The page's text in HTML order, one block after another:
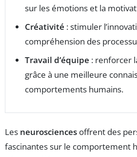
sur les émotions et la
Créativité : stimuler
compréhension des
Travail d’équipe : renforcer
grâce à une meilleure
comportements humains.
Les neurosciences offrent des
fascinantes sur le comportement